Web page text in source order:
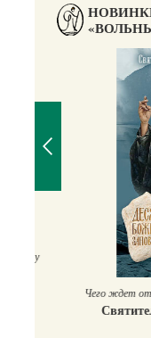
Чего ждет от нас
Святитель